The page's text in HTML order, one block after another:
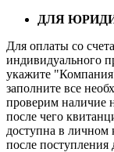
ДЛЯ
Для оплаты со
индивидуального
укажите
заполните все
проверим наличие
после чего
доступна в личном
после поступления